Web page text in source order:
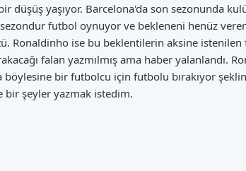
düşüş yaşıyor. Barcelona'da son sezonunda
futbol oynuyor ve bekleneni henüz
Ronaldinho ise bu beklentilerin aksine
falan yazmılmış ama haber yalanlandı.
bir futbolcu için futbolu bırakıyor
bir şeyler yazmak istedim.